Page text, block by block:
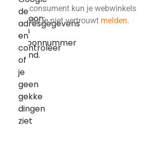
false
Telefoon:
Geen
telefoonnummer
bekend.
de
adresgegevens
en
controleer
of
je
geen
gekke
dingen
ziet
consument kun je webwinkels
die je niet vertrouwt melden.